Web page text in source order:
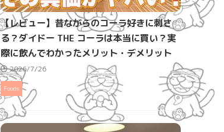
【レビュー】昔ながらのコーラ好きに刺さ
る？ダイドー THE コーラは本当に買い？実
際に飲んでわかったメリット・デメリット
2026/7/26
Foods